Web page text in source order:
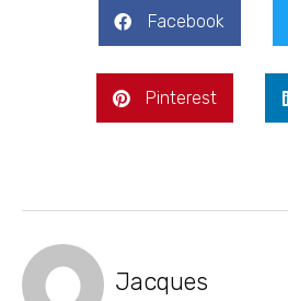
Facebook
Pinterest
Jacques